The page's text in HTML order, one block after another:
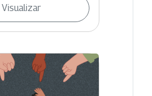
Visualizar